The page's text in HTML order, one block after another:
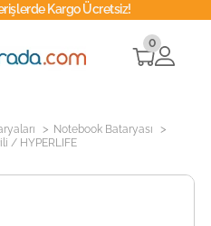
Kargo Ücretsiz!
0
> Notebook Bataryası >
/ HYPERLIFE